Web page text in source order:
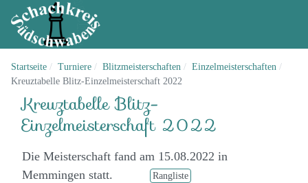
Startseite Turniere Blitzmeisterschaften
Einzelmeisterschaften
Kreuztabelle Blitz-Einzelmeisterschaft 2022
Kreuztabelle Blitz-
Einzelmeisterschaft 2022
Die Meisterschaft fand am 15.08.2022 in
Memmingen statt.
Rangliste